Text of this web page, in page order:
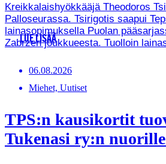
Kreikkalaishyökkääjä Theodoros
Palloseurassa. Tsirigotis saapui
lainasopimuksella Puolan
Zabrzen joukkueesta. Tuolloin
LUE LISÄÄ
06.08.2026
Miehet, Uutiset
TPS:n kausikortit
Tukenasi ry:n